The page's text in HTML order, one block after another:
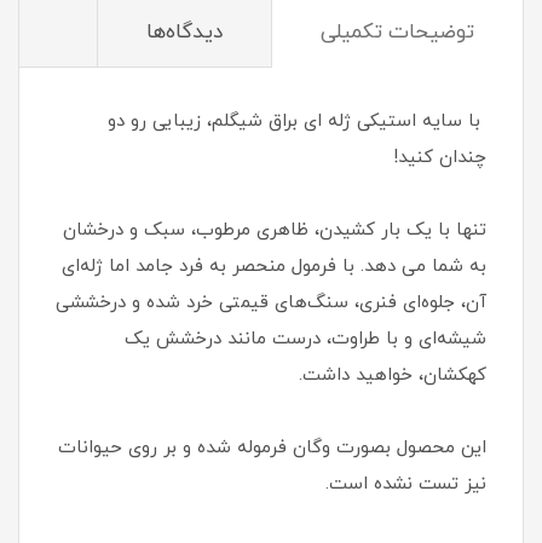
توضیحات تکمیلی دیدگاه‌ها
با سایه استیکی ژله ای براق شیگلم، زیبایی رو دو
چندان کنید!
تنها با یک بار کشیدن، ظاهری مرطوب، سبک و درخشان
به شما می دهد. با فرمول منحصر به فرد جامد اما ژله‌ای
آن، جلوه‌ای فنری، سنگ‌های قیمتی خرد شده و درخششی
شیشه‌ای و با طراوت، درست مانند درخشش یک
کهکشان، خواهید داشت.
این محصول بصورت وگان فرموله شده و بر روی حیوانات
نیز تست نشده است.